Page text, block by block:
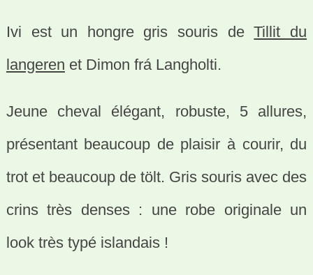
Ivi est un hongre gris souris deTillit du
langeren et Dimon frá Langholti.
Jeune cheval élégant, robuste, 5 allures,
présentant beaucoup de plaisir à courir, du
trot et beaucoup de tölt. Gris souris avec des
crins très denses : une robe originale un
look très typé islandais !